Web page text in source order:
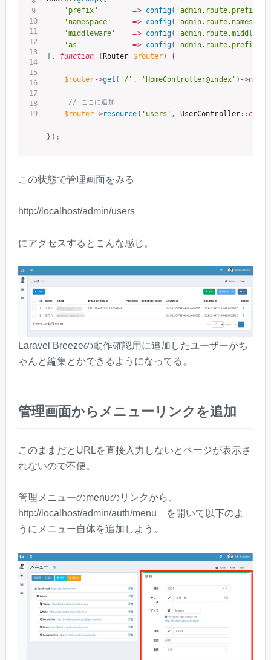
'prefix'
=> config( 'admin.route.prefix'
'namespace'
=> config(
'middleware'
=> config(
'as'
=> config( 'admin.route.prefix'
] , function (Router $router) {
$router ->get ( '/' , 'HomeController@index' ) ->name
// ここに追加
$router ->resource ( 'users' , UserController : : class
} ) ;
この状態で管理画面をみる
http://localhost/admin/users
にアクセスするとこんな感じ。
Laravel Breezeの動作確認用に追加したユーザーがち
ゃんと編集とかできるようになってる。
管理画面からメニューリンクを追加
このままだとURLを直接入力しないとページが表示さ
れないので不便。
管理メニューのmenuのリンクから、
http://localhost/admin/auth/menu を開いて以下のよ
うにメニュー自体を追加しよう。